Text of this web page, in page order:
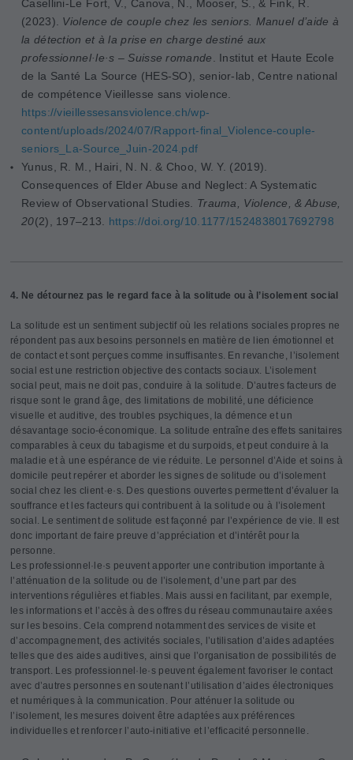
Casellini-Le Fort, V., Canova, N., Mooser, S., & Fink, R.
(2023). Violence de couple chez les seniors. Manuel d’aide à
la détection et à la prise en charge destiné aux
professionnel·le·s – Suisse romande. Institut et Haute Ecole
de la Santé La Source (HES-SO), senior-lab, Centre national
de compétence Vieillesse sans violence.
https://vieillessesansviolence.ch/wp-
content/uploads/2024/07/Rapport-final_Violence-couple-
seniors_La-Source_Juin-2024.pdf
Yunus, R. M., Hairi, N. N. & Choo, W. Y. (2019).
Consequences of Elder Abuse and Neglect: A Systematic
Review of Observational Studies. Trauma, Violence, & Abuse,
20(2), 197–213. https://doi.org/10.1177/1524838017692798
4. Ne détournez pas le regard face à la solitude ou à l’isolement social
La solitude est un sentiment subjectif où les relations sociales propres ne
répondent pas aux besoins personnels en matière de lien émotionnel et
de contact et sont perçues comme insuffisantes. En revanche, l’isolement
social est une restriction objective des contacts sociaux. L’isolement
social peut, mais ne doit pas, conduire à la solitude. D’autres facteurs de
risque sont le grand âge, des limitations de mobilité, une déficience
visuelle et auditive, des troubles psychiques, la démence et un
désavantage socio-économique. La solitude entraîne des effets sanitaires
comparables à ceux du tabagisme et du surpoids, et peut conduire à la
maladie et à une espérance de vie réduite. Le personnel d’Aide et soins à
domicile peut repérer et aborder les signes de solitude ou d’isolement
social chez les client·e·s. Des questions ouvertes permettent d’évaluer la
souffrance et les facteurs qui contribuent à la solitude ou à l’isolement
social. Le sentiment de solitude est façonné par l’expérience de vie. Il est
donc important de faire preuve d’appréciation et d’intérêt pour la
personne.
Les professionnel·le·s peuvent apporter une contribution importante à
l’atténuation de la solitude ou de l’isolement, d’une part par des
interventions régulières et fiables. Mais aussi en facilitant, par exemple,
les informations et l’accès à des offres du réseau communautaire axées
sur les besoins. Cela comprend notamment des services de visite et
d’accompagnement, des activités sociales, l’utilisation d’aides adaptées
telles que des aides auditives, ainsi que l’organisation de possibilités de
transport. Les professionnel·le·s peuvent également favoriser le contact
avec d’autres personnes en soutenant l’utilisation d’aides électroniques
et numériques à la communication. Pour atténuer la solitude ou
l’isolement, les mesures doivent être adaptées aux préférences
individuelles et renforcer l’auto-initiative et l’efficacité personnelle.